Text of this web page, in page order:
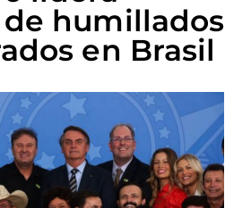
humillados
en Brasil